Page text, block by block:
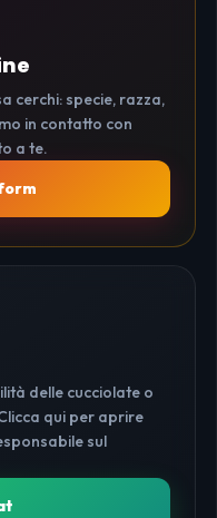
cerchi: specie, razza,
in contatto con
a te.
delle cucciolate o
qui per aprire
sul